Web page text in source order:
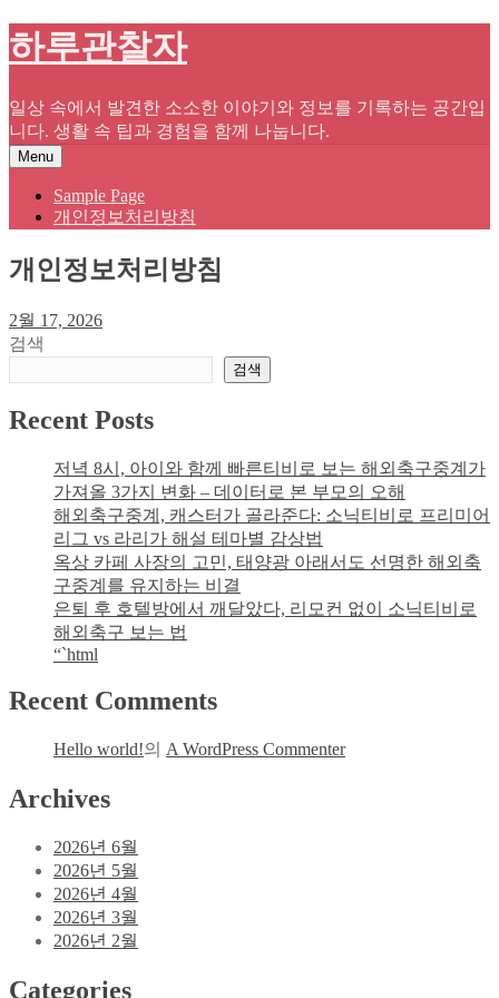
Skip
to
하루관찰자
일상 속에서 발견한 소소한 이야기와 정보를 기록하는 공간입
니다. 생활 속 팁과 경험을 함께 나눕니다.
Menu
Sample Page
개인정보처리방침
개인정보처리방침
2월 17, 2026
검색
검색
Recent Posts
저녁 8시, 아이와 함께 빠른티비로 보는 해외축구중계가
가져올 3가지 변화 – 데이터로 본 부모의 오해
해외축구중계, 캐스터가 골라준다: 소닉티비로 프리미어
리그 vs 라리가 해설 테마별 감상법
옥상 카페 사장의 고민, 태양광 아래서도 선명한 해외축
구중계를 유지하는 비결
은퇴 후 호텔방에서 깨달았다, 리모컨 없이 소닉티비로
해외축구 보는 법
“`html
Recent Comments
Hello world!의 A WordPress Commenter
Archives
2026년 6월
2026년 5월
2026년 4월
2026년 3월
2026년 2월
Categories